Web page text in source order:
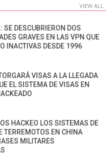
VIEW ALL
SE DESCUBRIERON DOS
GRAVES EN LAS VPN QUE
INACTIVAS DESDE 1996
VISAS A LA LLEGADA
EL SISTEMA DE VISAS EN
HACKEO LOS SISTEMAS DE
TERREMOTOS EN CHINA
MILITARES